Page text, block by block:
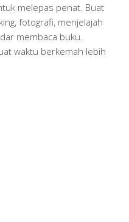
melepas penat. Buat
fotografi, menjelajah
membaca buku.
waktu berkemah lebih